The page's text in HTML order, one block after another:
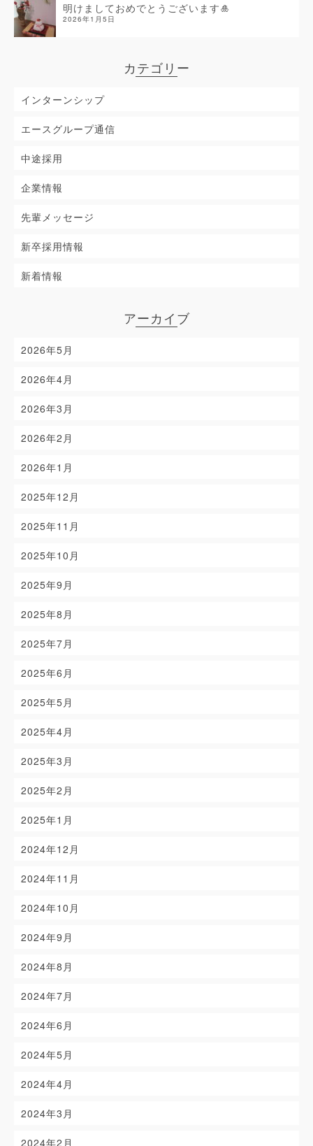
明けましておめでとうございます🎍
2026年1月5日
カテゴリー
インターンシップ
エースグループ通信
中途採用
企業情報
先輩メッセージ
新卒採用情報
新着情報
アーカイブ
2026年5月
2026年4月
2026年3月
2026年2月
2026年1月
2025年12月
2025年11月
2025年10月
2025年9月
2025年8月
2025年7月
2025年6月
2025年5月
2025年4月
2025年3月
2025年2月
2025年1月
2024年12月
2024年11月
2024年10月
2024年9月
2024年8月
2024年7月
2024年6月
2024年5月
2024年4月
2024年3月
2024年2月